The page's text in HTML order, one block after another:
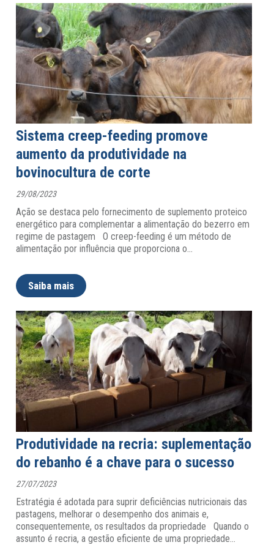
Sistema creep-feeding promove
aumento da produtividade na
bovinocultura de corte
29/08/2023
Ação se destaca pelo fornecimento de suplemento proteico
energético para complementar a alimentação do bezerro em
regime de pastagem O creep-feeding é um método de
alimentação por influência que proporciona o…
Saiba mais
Produtividade na recria: suplementação
do rebanho é a chave para o sucesso
27/07/2023
Estratégia é adotada para suprir deficiências nutricionais das
pastagens, melhorar o desempenho dos animais e,
consequentemente, os resultados da propriedade Quando o
assunto é recria, a gestão eficiente de uma propriedade